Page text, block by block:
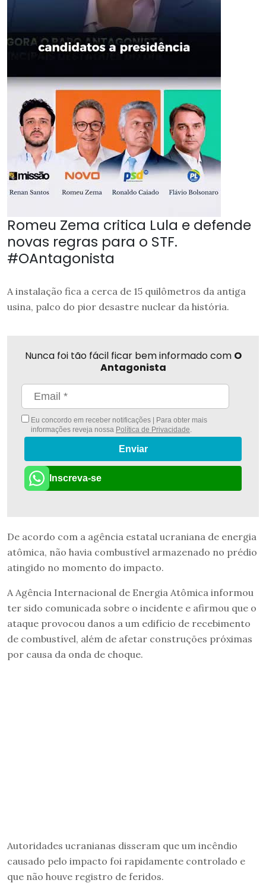
Romeu Zema critica Lula e defende
novas regras para o STF.
#OAntagonista
A instalação fica a cerca de 15 quilômetros da antiga
usina, palco do pior desastre nuclear da história.
Nunca foi tão fácil ficar bem informado com O
Antagonista
Eu concordo em receber notificações | Para obter mais
informações reveja nossa Política de Privacidade.
Enviar
Inscreva-se
De acordo com a agência estatal ucraniana de energia
atômica, não havia combustível armazenado no prédio
atingido no momento do impacto.
A Agência Internacional de Energia Atômica informou
ter sido comunicada sobre o incidente e afirmou que o
ataque provocou danos a um edifício de recebimento
de combustível, além de afetar construções próximas
por causa da onda de choque.
Autoridades ucranianas disseram que um incêndio
causado pelo impacto foi rapidamente controlado e
que não houve registro de feridos.